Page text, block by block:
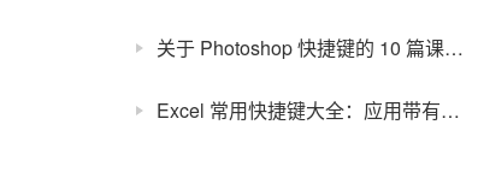
关于 Photoshop 快捷键的 10 篇课程推荐
Excel 常用快捷键大全：应用带有小时和分钟以及 AM 或 PM 的时间格式